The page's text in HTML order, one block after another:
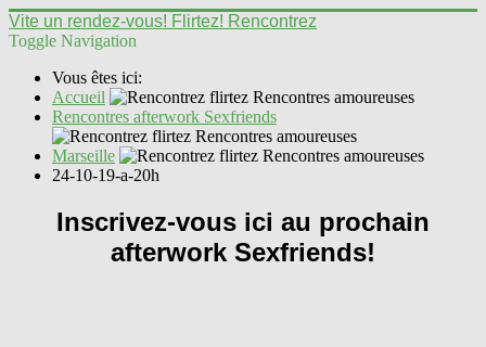
Vite un rendez-vous! Flirtez! Rencontrez
Toggle Navigation
Vous êtes ici:
Accueil
Rencontres afterwork Sexfriends
Marseille
24-10-19-a-20h
Inscrivez-vous ici au prochain
afterwork Sexfriends!